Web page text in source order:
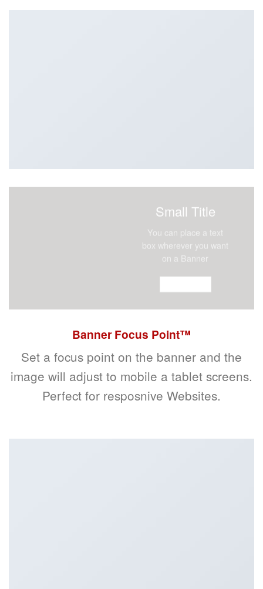
Small Title
You can place a text
box wherever you want
on a Banner
Banner Focus Point™
Set a focus point on the banner and the
image will adjust to mobile a tablet screens.
Perfect for resposnive Websites.